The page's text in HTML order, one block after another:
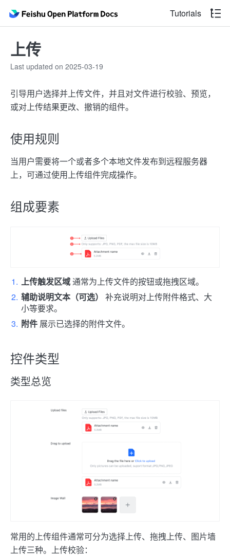
Tutorials
上传
Last updated on 2025-03-19
引导用户选择并上传文件，并且对文件进行校验、预览，
或对上传结果更改、撤销的组件。
使用规则
当用户需要将一个或者多个本地文件发布到远程服务器
上，可通过使用上传组件完成操作。
组成要素
上传触发区域通常为上传文件的按钮或拖拽区域。
辅助说明文本（可选）
补充说明对上传附件格式、大
小等要求。
附件 展示已选择的附件文件。
控件类型
类型总览
常用的上传组件通常可分为选择上传、拖拽上传、图片墙
上传三种。
上传校验：